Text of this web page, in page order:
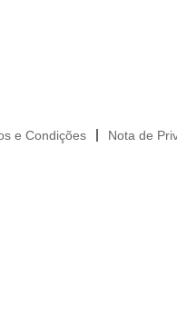
e Condições Nota de